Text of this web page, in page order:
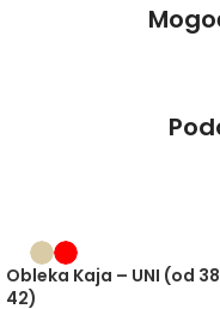
Obleka Kaja – UNI (od
42)